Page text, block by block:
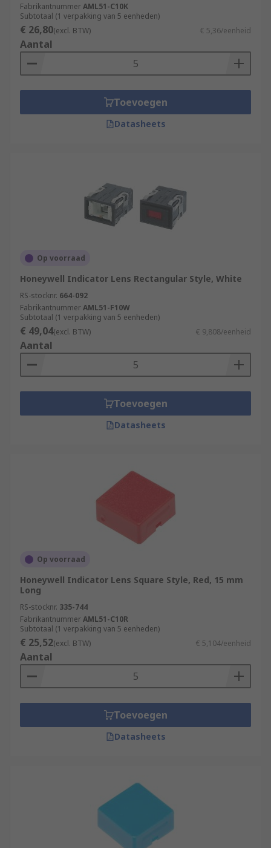
FabrikantnummerAML51-C10K
Subtotaal (1 verpakking van 5 eenheden)
€ 26,80(excl. BTW) € 5,36/eenheid
Aantal
Toevoegen
Datasheets
Op voorraad
Honeywell Indicator Lens Rectangular Style, White
RS-stocknr. 664-092
FabrikantnummerAML51-F10W
Subtotaal (1 verpakking van 5 eenheden)
€ 49,04(excl. BTW) € 9,808/eenheid
Aantal
Toevoegen
Datasheets
Op voorraad
Honeywell Indicator Lens Square Style, Red, 15 mm
Long
RS-stocknr. 335-744
FabrikantnummerAML51-C10R
Subtotaal (1 verpakking van 5 eenheden)
€ 25,52(excl. BTW) € 5,104/eenheid
Aantal
Toevoegen
Datasheets